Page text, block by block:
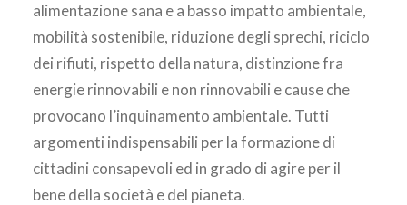
alimentazione sana e a basso impatto ambientale,
mobilità sostenibile, riduzione degli sprechi, riciclo
dei rifiuti, rispetto della natura, distinzione fra
energie rinnovabili e non rinnovabili e cause che
provocano l’inquinamento ambientale. Tutti
argomenti indispensabili per la formazione di
cittadini consapevoli ed in grado di agire per il
bene della società e del pianeta.